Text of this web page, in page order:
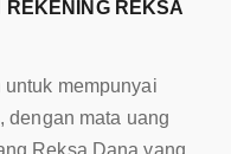
REKSA
mempunyai
dengan mata uang